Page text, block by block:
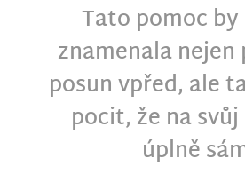
Tato pomoc
znamenala
posun vpřed, ale
pocit, že na
úplně